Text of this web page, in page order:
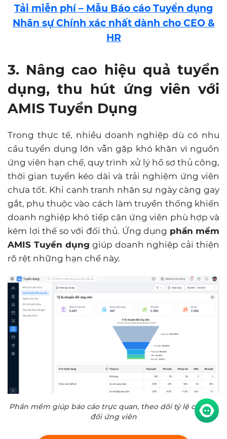
Tải miễn phí – Mẫu Báo cáo Tuyển dụng
Nhân sự Chính xác nhất dành cho CEO &
HR
3. Nâng cao hiệu quả tuyển
dụng, thu hút ứng viên với
AMIS Tuyển Dụng
Trong thực tế, nhiều doanh nghiệp dù có nhu
cầu tuyển dụng lớn vẫn gặp khó khăn vì nguồn
ứng viên hạn chế, quy trình xử lý hồ sơ thủ công,
thời gian tuyển kéo dài và trải nghiệm ứng viên
chưa tốt. Khi cạnh tranh nhân sự ngày càng gay
gắt, phụ thuộc vào cách làm truyền thống khiến
doanh nghiệp khó tiếp cận ứng viên phù hợp và
kém lợi thế so với đối thủ. Ứng dụng phần mềm
AMIS Tuyển dụng giúp doanh nghiệp cải thiện
rõ rệt những hạn chế này.
Phần mềm giúp báo cáo trực quan, theo dõi tỷ lệ chuyển
đổi ứng viên